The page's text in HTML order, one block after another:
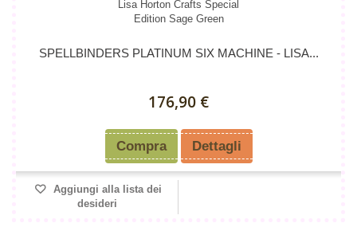
SPELLBINDERS PLATINUM SIX MACHINE - LISA...
176,90 €
Compra Dettagli
Aggiungi alla lista dei
desideri